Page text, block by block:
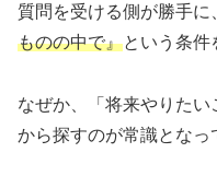
質問を受ける側が勝手に
ものの中で』という条件
なぜか、「将来やりた
から探すのが常識となっ